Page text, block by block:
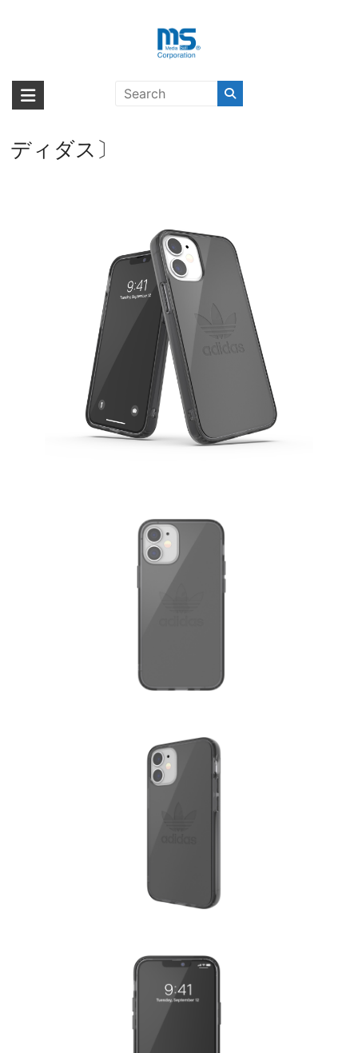
海外輸入ブランド商品｜株式会社
海外事業部が取り揃えている海外輸入商品には、日本では珍しい「海外ブ
ランド」をはじめ「ユニークな商品」「機能的な商品」「コストパフォー
Protective Clear Case FW20
ディダス〕